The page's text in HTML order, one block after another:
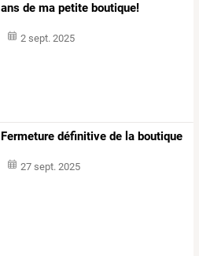
ans de ma petite boutique!
2 sept. 2025
Fermeture définitive de la boutique
27 sept. 2025